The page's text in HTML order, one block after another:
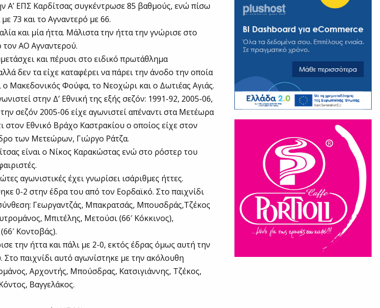
Α’ ΕΠΣ Καρδίτσας συγκέντρωσε 85 βαθμούς, ενώ πίσω
73 και το Αγναντερό με 66.
και μία ήττα. Μάλιστα την ήττα την γνώρισε στο
ΑΟ Αγναντερού.
και πέρυσι στο ειδικό πρωτάθλημα
δεν τα είχε καταφέρει να πάρει την άνοδο την οποία
ο Μακεδονικός Φούφα, το Νεοχώρι και ο Δωτιέας Αγιάς.
στην Δ’ Εθνική της εξής σεζόν: 1991-92, 2005-06,
σεζόν 2005-06 είχε αγωνιστεί απέναντι στα Μετέωρα
στον Εθνικό Βράχο Καστρακίου ο οποίος είχε στον
των Μετεώρων, Γιώργο Ράτζα.
είναι ο Νίκος Καρακώστας ενώ στο ρόστερ του
αγωνιστικές έχει γνωρίσει ισάριθμες ήττες.
0-2 στην έδρα του από τον Εορδαϊκό. Στο παιχνίδι
Γεωργαντζάς, Μπακρατσάς, Μπουσδράς,Τζέκος
Μπιτέλης, Mετούσι (66′ Κόκκινος),
Κοντοβάς).
την ήττα και πάλι με 2-0, εκτός έδρας όμως αυτή την
παιχνίδι αυτό αγωνίστηκε με την ακόλουθη
Αρχοντής, Μπούσδρας, Κατσιγιάννης, Τζέκος,
Βαγγελάκος.